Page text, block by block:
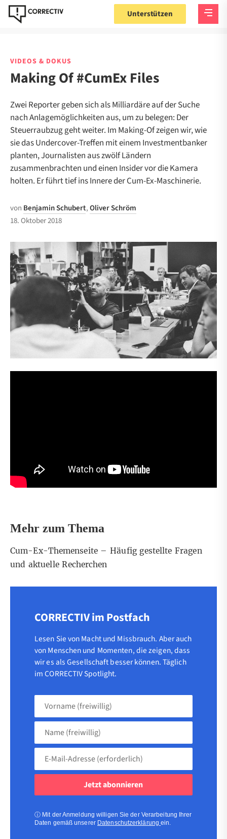
Unterstützen
VIDEOS & DOKUS
Making Of #CumEx Files
Zwei Reporter geben sich als Milliardäre auf der Suche
nach Anlagemöglichkeiten aus, um zu belegen: Der
Steuerraubzug geht weiter. Im Making-Of zeigen wir, wie
sie das Undercover-Treffen mit einem Investmentbanker
planten, Journalisten aus zwölf Ländern
zusammenbrachten und einen Insider vor die Kamera
holten. Er führt tief ins Innere der Cum-Ex-Maschinerie.
von Benjamin Schubert,Oliver Schröm
18. Oktober 2018
Mehr zum Thema
Cum-Ex-Themenseite – Häufig gestellte Fragen
und aktuelle Recherchen
CORRECTIV im Postfach
Lesen Sie von Macht und Missbrauch. Aber auch
von Menschen und Momenten, die zeigen, dass
wir es als Gesellschaft besser können. Täglich
im CORRECTIV Spotlight.
Vorname
Name
(freiwillig)
Adresse
ⓘ Mit der Anmeldung willigen Sie der Verarbeitung Ihrer
Daten gemäß unserer Datenschutzerklärungein.